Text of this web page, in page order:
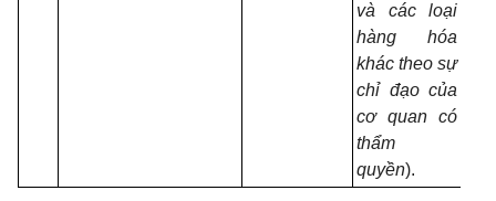
và các loại
hàng hóa
khác theo sự
chỉ đạo của
cơ quan có
thẩm
quyền).